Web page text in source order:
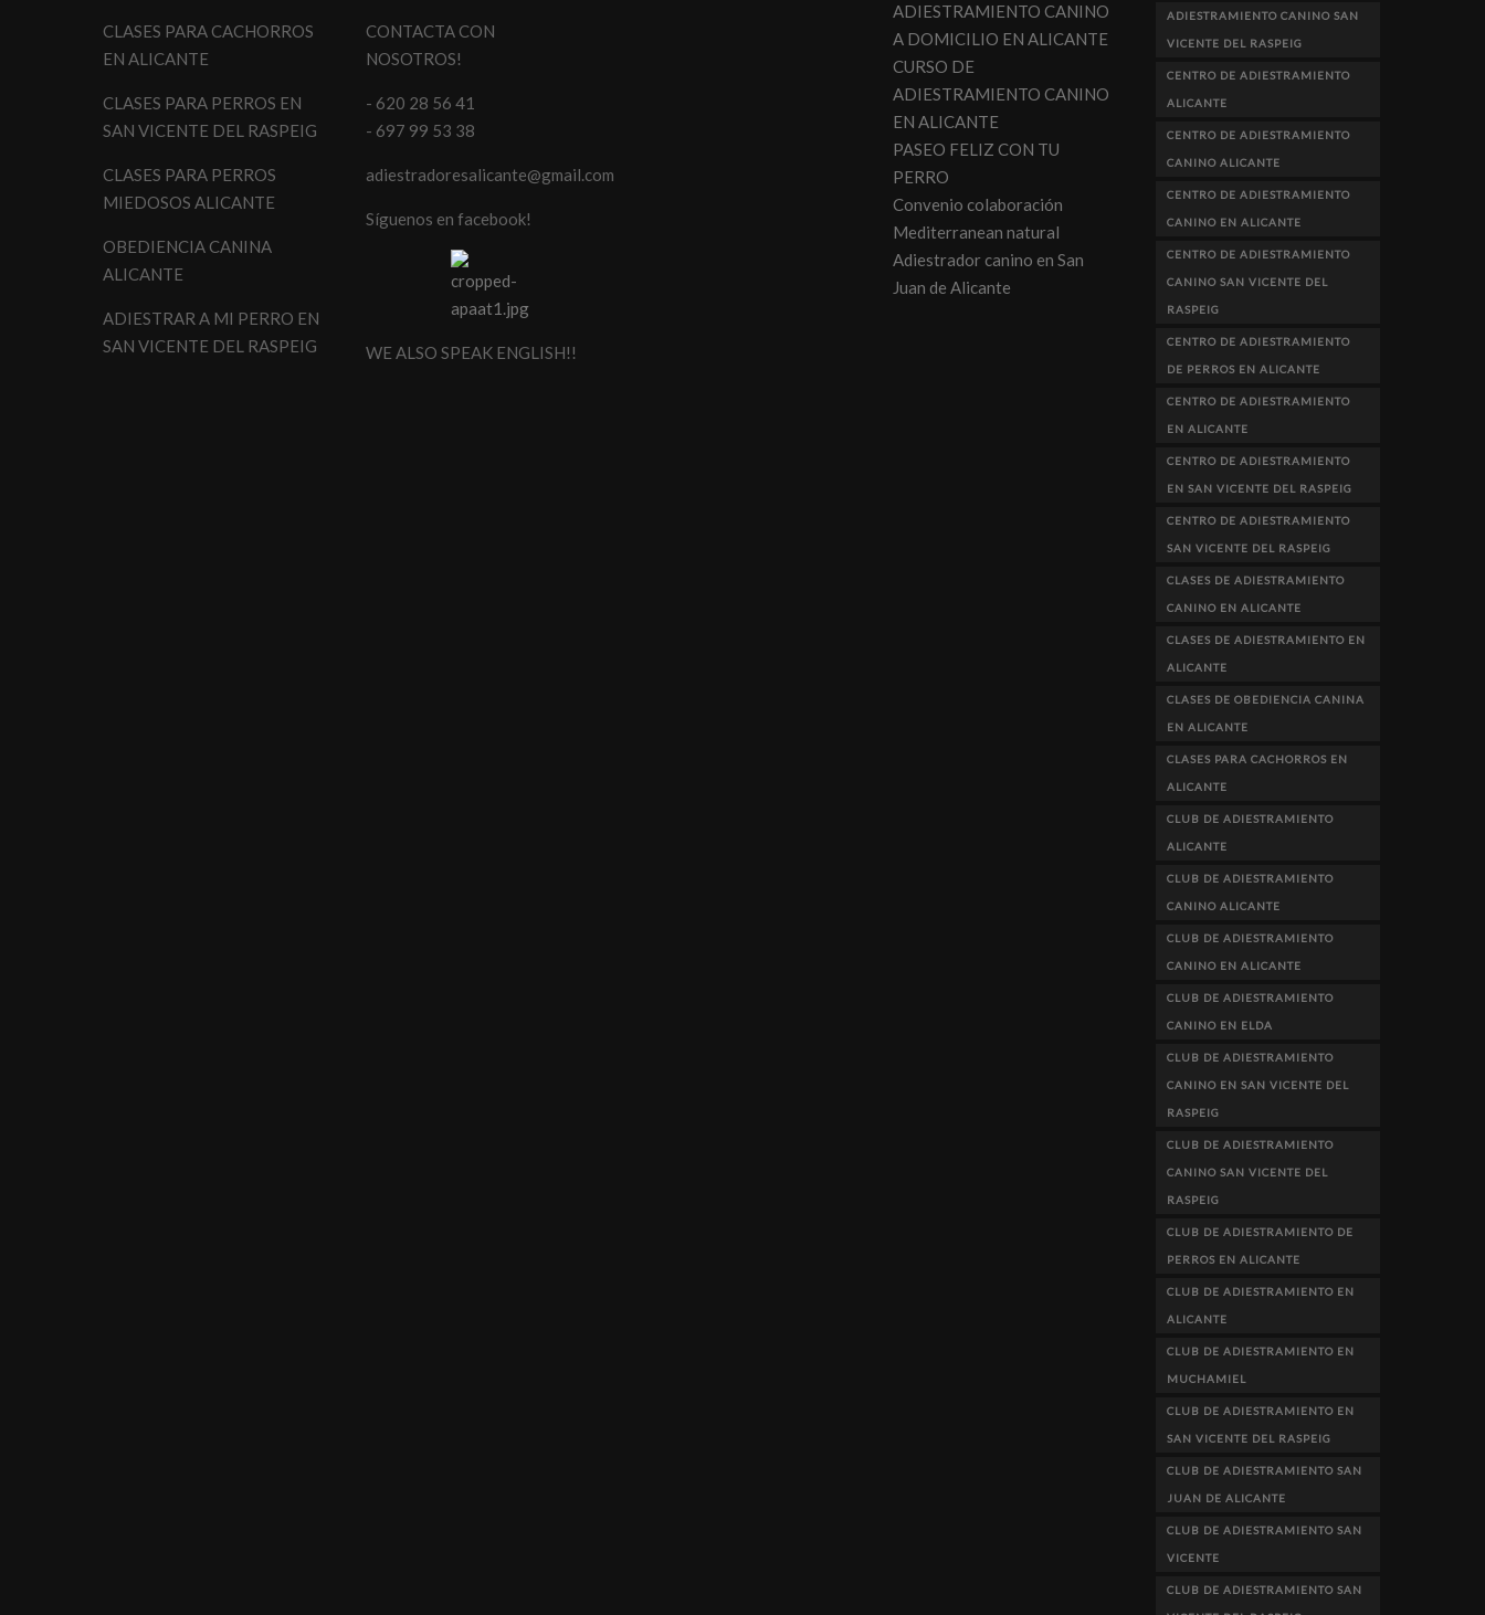
CLASES PARA CACHORROS
EN ALICANTE
CLASES PARA PERROS EN
SAN VICENTE DEL RASPEIG
CLASES PARA PERROS
MIEDOSOS ALICANTE
OBEDIENCIA CANINA
ALICANTE
ADIESTRAR A MI PERRO EN
SAN VICENTE DEL RASPEIG
CONTACTA CON
NOSOTROS!
- 620 28 56 41
- 697 99 53 38
adiestradoresalicante@gmail.com
Síguenos en facebook!
WE ALSO SPEAK ENGLISH!!
ADIESTRAMIENTO CANINO
A DOMICILIO EN ALICANTE
CURSO DE
ADIESTRAMIENTO CANINO
EN ALICANTE
PASEO FELIZ CON TU
PERRO
Convenio colaboración
Mediterranean natural
Adiestrador canino en San
Juan de Alicante
ADIESTRAMIENTO CANINO SAN
VICENTE DEL RASPEIG
CENTRO DE ADIESTRAMIENTO
ALICANTE
CENTRO DE ADIESTRAMIENTO
CANINO ALICANTE
CENTRO DE ADIESTRAMIENTO
CANINO EN ALICANTE
CENTRO DE ADIESTRAMIENTO
CANINO SAN VICENTE DEL
RASPEIG
CENTRO DE ADIESTRAMIENTO
DE PERROS EN ALICANTE
CENTRO DE ADIESTRAMIENTO
EN ALICANTE
CENTRO DE ADIESTRAMIENTO
EN SAN VICENTE DEL RASPEIG
CENTRO DE ADIESTRAMIENTO
SAN VICENTE DEL RASPEIG
CLASES DE ADIESTRAMIENTO
CANINO EN ALICANTE
CLASES DE ADIESTRAMIENTO EN
ALICANTE
CLASES DE OBEDIENCIA CANINA
EN ALICANTE
CLASES PARA CACHORROS EN
ALICANTE
CLUB DE ADIESTRAMIENTO
ALICANTE
CLUB DE ADIESTRAMIENTO
CANINO ALICANTE
CLUB DE ADIESTRAMIENTO
CANINO EN ALICANTE
CLUB DE ADIESTRAMIENTO
CANINO EN ELDA
CLUB DE ADIESTRAMIENTO
CANINO EN SAN VICENTE DEL
RASPEIG
CLUB DE ADIESTRAMIENTO
CANINO SAN VICENTE DEL
RASPEIG
CLUB DE ADIESTRAMIENTO DE
PERROS EN ALICANTE
CLUB DE ADIESTRAMIENTO EN
ALICANTE
CLUB DE ADIESTRAMIENTO EN
MUCHAMIEL
CLUB DE ADIESTRAMIENTO EN
SAN VICENTE DEL RASPEIG
CLUB DE ADIESTRAMIENTO SAN
JUAN DE ALICANTE
CLUB DE ADIESTRAMIENTO SAN
VICENTE
CLUB DE ADIESTRAMIENTO SAN